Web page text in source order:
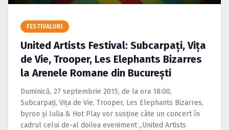
Caută în site...
FESTIVALURI
United Artists Festival: Subcarpaţi, Viţa
de Vie, Trooper, Les Elephants Bizarres
la Arenele Romane din Bucureşti
Duminică, 27 septembrie 2015, de la ora 18:00,
Subcarpaţi, Viţa de Vie, Trooper, Les Elephants Bizarres,
byron şi Iulia & Hot Play vor susţine câte un concert în
cadrul celui de-al doilea eveniment „United Artists